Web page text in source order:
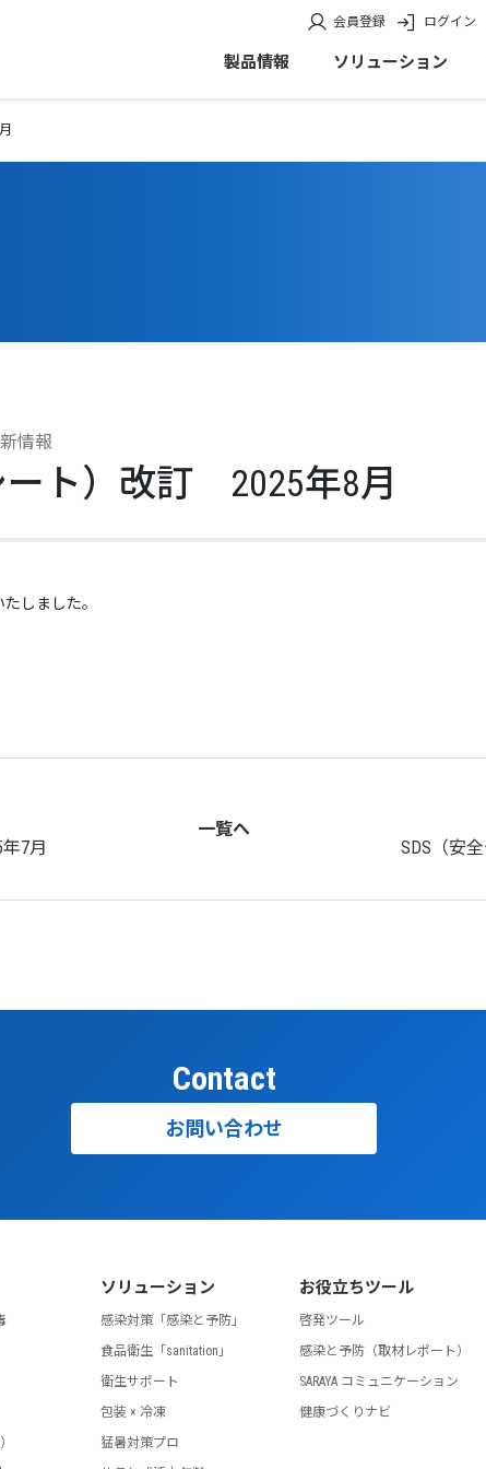
会員登録 ログイン
製品情報 ソリューション
情報
ート）改訂 2025年8月
しました。
7月
一覧へ
SDS（安
Contact
お問い合わせ
ソリューション
感染対策「感染と予防」
食品衛生「sanitation」
衛生サポート
包装 × 冷凍
猛暑対策プロ
お役立ちツール
啓発ツール
感染と予防（取材レポート）
SARAYA コミュニケーション
健康づくりナビ